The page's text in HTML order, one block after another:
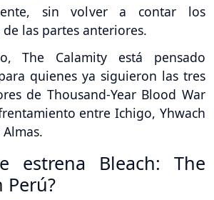
sin volver a contar los
las partes anteriores.
The Calamity está pensado
quienes ya siguieron las tres
de Thousand-Year Blood War
entre Ichigo, Yhwach
estrena Bleach: The
Perú?